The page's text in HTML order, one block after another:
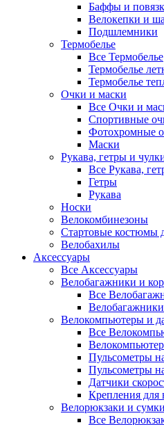
Баффы и
Велокепки и
Подшлемники
Термобелье
Все Термобелье
Термобелье
Термобелье
Очки и маски
Все Очки и
Спортивные
Фотохромные
Маски
Рукава, гетры и
Все Рукава,
Гетры
Рукава
Носки
Велокомбинезоны
Стартовые костюмы
Велобахилы
Аксессуары
Все Аксессуары
Велобагажники и
Все
Велобагажники
Велокомпьютеры и
Все
Пульсометры
Пульсометры
Датчики
Крепления для
Велорюкзаки и сумки
Все